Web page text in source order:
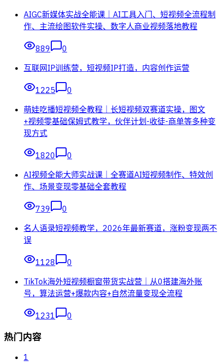
AIGC新媒体实战全能课｜AI工具入门、短视频全流程制
作、主流绘图软件实操、数字人商业视频落地教程
889
0
互联网IP训练营，短视频IP打造，内容创作运营
1225
0
萌娃吃播短视频全教程｜长短视频双赛道实操，图文
+视频零基础保姆式教学，伙伴计划-收徒-商单等多种变
现方式
1820
0
AI视频全能大师实战课｜全赛道AI短视频制作、特效创
作、场景变现零基础全套教程
739
0
名人语录短视频教学，2026年最新赛道，涨粉变现两不
误
1128
0
TikTok海外短视频橱窗带货实战营｜从0搭建海外账
号，算法运营+爆款内容+自然流量变现全流程
1231 0
热门内容
1